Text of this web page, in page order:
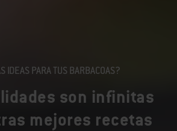
IDEAS PARA TUS BARBACOAS?
son infinitas
mejores recetas